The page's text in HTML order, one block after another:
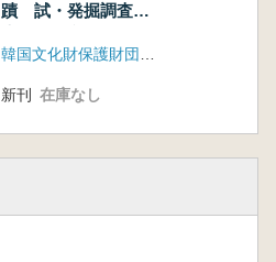
蹟 試・発掘調査報
2冊
韓国文化財保護財団、慶州市
新刊 在庫なし